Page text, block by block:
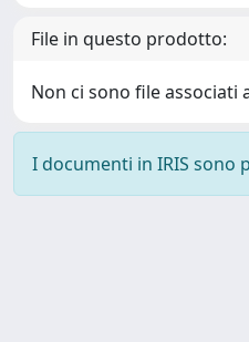
File in questo prodotto:
Non ci sono file associati
I documenti in IRIS